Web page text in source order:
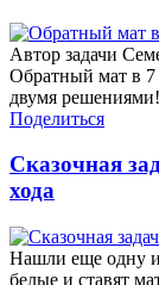
Автор задачи
Обратный мат в
двумя решениями!
Поделиться
Сказочная
хода
Нашли еще одну
белые и ставят